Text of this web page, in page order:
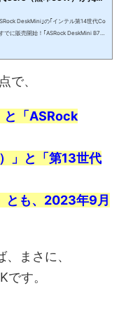
対応済）
DeskMini｣の｢インテル第14世代Co
に販売開始！｢ASRock DeskMini B76
で、
と「ASRock
」と「第13世代
とも、2023年9月
まさに、
す。